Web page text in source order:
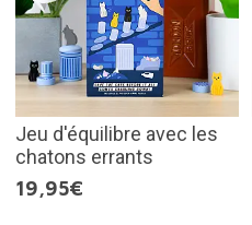
Jeu d'équilibre avec les
chatons errants
19,95€